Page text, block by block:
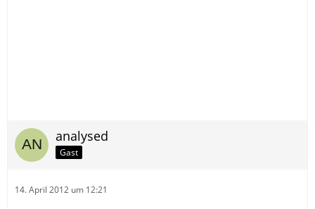
analysed
Gast
14. April 2012 um 12:21